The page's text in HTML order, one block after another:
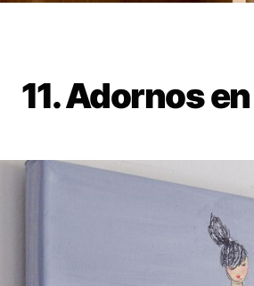
11. Adornos